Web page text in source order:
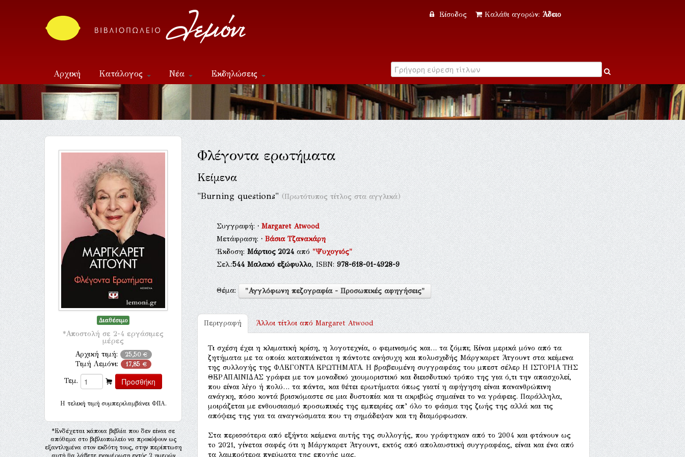
Είσοδος Καλάθι αγορών: Άδειο
Αρχική Κατάλογος Νέα Εκδηλώσεις
Επικοινωνία
Διαθέσιμο
*Αποστολή σε 2-4 εργάσιμες
μέρες
Αρχική τιμή: 25,50 €
Τιμή Λεμόνι: 17,85 €
Τεμ.
H τελική τιμή συμπεριλαμβάνει ΦΠΑ.
*Ενδέχεται κάποια βιβλία που δεν είναι σε
απόθεμα στο βιβλιοπωλείο να προκύψουν ως
εξαντλημένα στον εκδότη τους, στην περίπτωση
αυτή θα λάβετε ενημέρωση εντός 2 ημερών
Φλέγοντα ερωτήματα
Κείμενα
"Burning questions"(Πρωτότυπος τίτλος στα αγγλικά)
Συγγραφή:·Margaret Atwood
Μετάφραση:·Βάσια Τζανακάρη
Έκδοση:Μάρτιος 2024από"Ψυχογιός"
Σελ.:544 Μαλακό εξώφυλλο, ISBN:978-618-01-4928-9
Θέμα: "Αγγλόφωνη πεζογραφία - Προσωπικές αφηγήσεις"
Περιγραφή Άλλοι τίτλοι απόMargaret Atwood
Τι σχέση έχει η κλιματική κρίση, η λογοτεχνία, ο φεμινισμός και… τα ζόμπι; Είναι μερικά μόνο από τα
ζητήματα με τα οποία καταπιάνεται η πάντοτε ανήσυχη και πολυσχιδής Μάργκαρετ Άτγουντ στα κείμενα
της συλλογής της ΦΛΕΓΟΝΤΑ ΕΡΩΤΗΜΑΤΑ. Η βραβευμένη συγγραφέας του μπεστ σέλερ Η ΙΣΤΟΡΙΑ ΤΗΣ
ΘΕΡΑΠΑΙΝΙΔΑΣ γράφει με τον μοναδικό χιουμοριστικό και διεισδυτικό τρόπο της για ό,τι την απασχολεί,
που είναι λίγο ή πολύ… τα πάντα, και θέτει ερωτήματα όπως γιατί η αφήγηση είναι πανανθρώπινη
ανάγκη, πόσο κοντά βρισκόμαστε σε μια δυστοπία και τι ακριβώς σημαίνει το να γράφεις. Παράλληλα,
μοιράζεται με ενθουσιασμό προσωπικές της εμπειρίες απ’ όλο το φάσμα της ζωής της αλλά και τις
απόψεις της για τα αναγνώσματα που τη σημάδεψαν και τη διαμόρφωσαν.
Στα περισσότερα από εξήντα κείμενα αυτής της συλλογής, που γράφτηκαν από το 2004 και φτάνουν ως
τo 2021, γίνεται σαφές ότι η Μάργκαρετ Άτγουντ, εκτός από απολαυστική συγγραφέας, είναι και ένα από
τα λαμπρότερα πνεύματα της εποχής μας.